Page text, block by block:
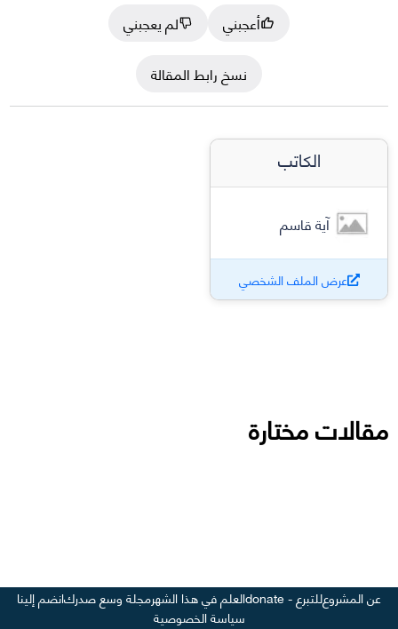
أعجبني
لم يعجبني
نسخ رابط المقالة
الكاتب
آية قاسم
عرض الملف الشخصي
مقالات مختارة
عن المشروعللتبرع - donate العلم في هذا الشهرمجلة وسع صدركانضم إلينا
سياسة الخصوصية